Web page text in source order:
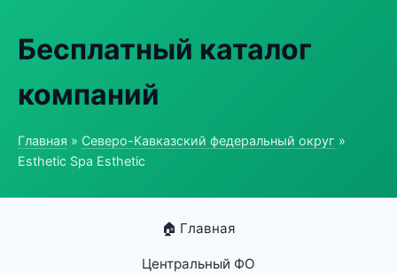
Бесплатный каталог
компаний
Главная » Северо-Кавказский федеральный округ »
Esthetic Spa Esthetic
🏠 Главная
Центральный ФО